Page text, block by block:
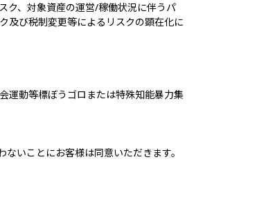
ク、対象資産の運営/稼働状況に伴うパ
及び税制変更等によるリスクの顕在化に
運動等標ぼうゴロまたは特殊知能暴力集
いことにお客様は同意いただきます。